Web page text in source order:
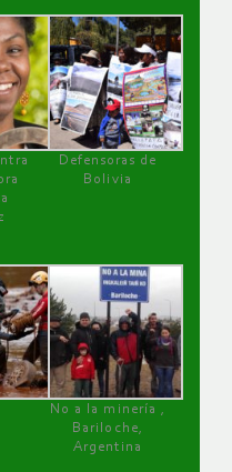
Defensoras de
Bolivia
No a la minería ,
Bariloche,
Argentina